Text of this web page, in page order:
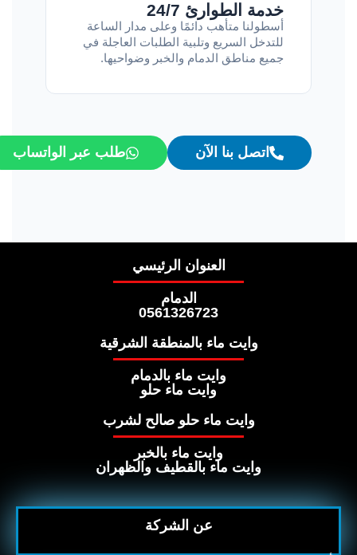
خدمة الطوارئ 24/7
أسطولنا متأهب دائمًا وعلى مدار الساعة
للتدخل السريع وتلبية الطلبات العاجلة في
جميع مناطق الدمام والخبر وضواحيها.
اتصل بنا الآن طلب عبر الواتساب
العنوان الرئيسي
الدمام
0561326723
وايت ماء بالمنطقة الشرقية
وايت ماء بالدمام
وايت ماء حلو
وايت ماء حلو صالح لشرب
وايت ماء بالخبر
وايت ماء بالقطيف والظهران
عن الشركة